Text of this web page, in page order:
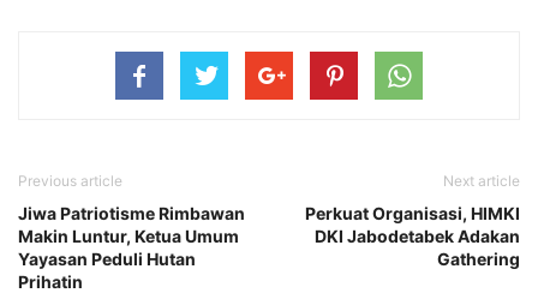
Previous article
Jiwa Patriotisme Rimbawan
Makin Luntur, Ketua Umum
Yayasan Peduli Hutan
Prihatin
Next article
Perkuat Organisasi, HIMKI
DKI Jabodetabek Adakan
Gathering